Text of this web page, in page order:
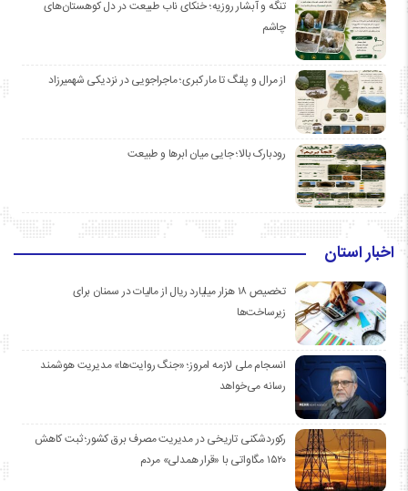
تنگه و آبشار روزیه؛ خنکای ناب طبیعت در دل کوهستان‌های
چاشم
از مرال و پلنگ تا مار کبری؛ ماجراجویی در نزدیکی شهمیرزاد
رودبارک بالا؛ جایی میان ابرها و طبیعت
اخبار استان
تخصیص ۱۸ هزار میلیارد ریال از مالیات در سمنان برای
زیرساخت‌ها
انسجام ملی لازمه امروز؛ «جنگ روایت‌ها» مدیریت هوشمند
رسانه می‌خواهد
رکوردشکنی تاریخی در مدیریت مصرف برق کشور؛ ثبت کاهش
۱۵۲۰ مگاواتی با «قرار همدلی» مردم